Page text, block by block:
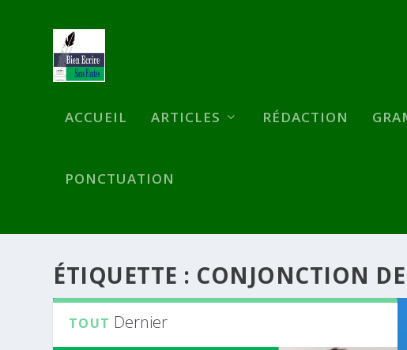
ACCUEIL ARTICLES RÉDACTION
PONCTUATION
ÉTIQUETTE : CONJONCTION
TOUT Dernier